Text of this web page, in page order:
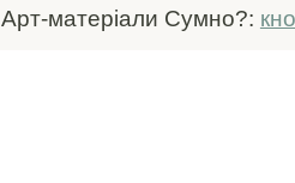
Арт-матеріали Сумно?: